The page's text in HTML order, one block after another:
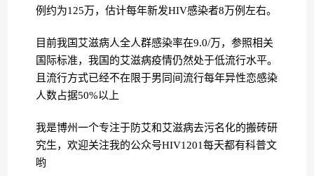
例约为125万，估计每年新发HIV感染者8万例左右。
目前我国艾滋病人全人群感染率在9.0/万，参照相关
国际标准，我国的艾滋病疫情仍然处于低流行水平。
且流行方式已经不在限于男同间流行每年异性恋感染
人数占据50%以上
我是博州一个专注于防艾和艾滋病去污名化的搬砖研
究生，欢迎关注我的公众号HIV1201每天都有科普文
哟